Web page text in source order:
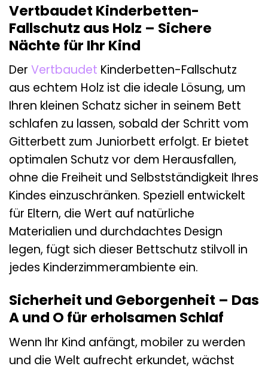
Vertbaudet Kinderbetten-
Fallschutz aus Holz – Sichere
Nächte für Ihr Kind
Der Vertbaudet Kinderbetten-Fallschutz
aus echtem Holz ist die ideale Lösung, um
Ihren kleinen Schatz sicher in seinem Bett
schlafen zu lassen, sobald der Schritt vom
Gitterbett zum Juniorbett erfolgt. Er bietet
optimalen Schutz vor dem Herausfallen,
ohne die Freiheit und Selbstständigkeit Ihres
Kindes einzuschränken. Speziell entwickelt
für Eltern, die Wert auf natürliche
Materialien und durchdachtes Design
legen, fügt sich dieser Bettschutz stilvoll in
jedes Kinderzimmerambiente ein.
Sicherheit und Geborgenheit – Das
A und O für erholsamen Schlaf
Wenn Ihr Kind anfängt, mobiler zu werden
und die Welt aufrecht erkundet, wächst